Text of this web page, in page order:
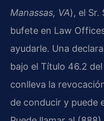
Manassas, VA), el Sr.
bufete en Law
ayudarle. Una
bajo el Título 46.2
conlleva la
de conducir y puede